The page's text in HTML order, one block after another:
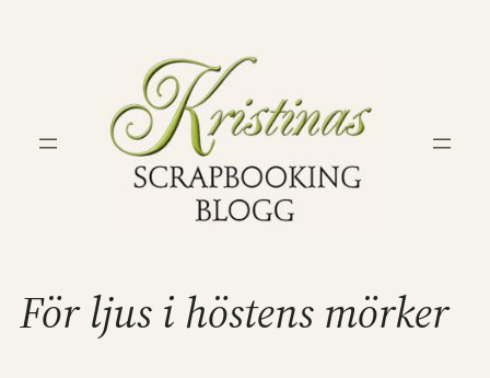
För ljus i höstens mörker